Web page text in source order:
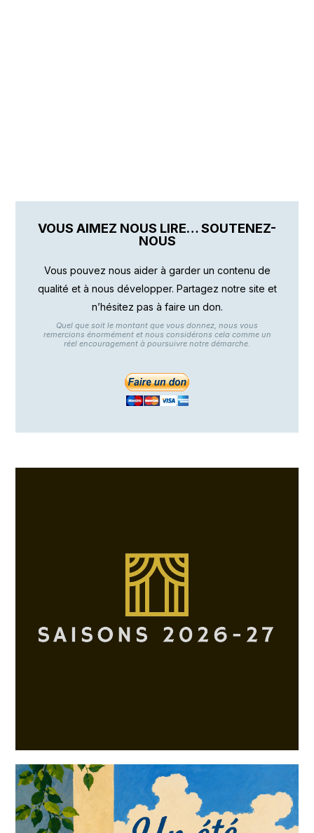
VOUS AIMEZ NOUS LIRE… SOUTENEZ-
NOUS
Vous pouvez nous aider à garder un contenu de
qualité et à nous développer. Partagez notre site et
n’hésitez pas à faire un don.
Quel que soit le montant que vous donnez, nous vous
remercions énormément et nous considérons cela comme un
réel encouragement à poursuivre notre démarche.